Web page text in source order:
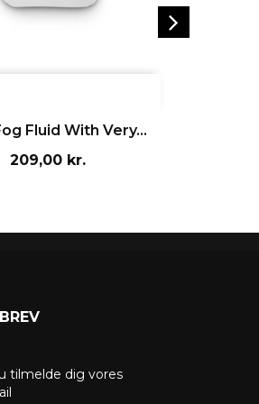
Fluid With Very...
209,00 kr.
tilmelde dig vores